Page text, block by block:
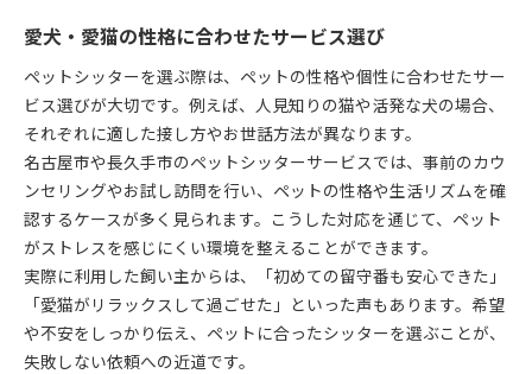
愛犬・愛猫の性格に合わせたサービス選び
ペットシッターを選ぶ際は、ペットの性格や個性に合わせたサー
ビス選びが大切です。例えば、人見知りの猫や活発な犬の場合、
それぞれに適した接し方やお世話方法が異なります。
名古屋市や長久手市のペットシッターサービスでは、事前のカウ
ンセリングやお試し訪問を行い、ペットの性格や生活リズムを確
認するケースが多く見られます。こうした対応を通じて、ペット
がストレスを感じにくい環境を整えることができます。
実際に利用した飼い主からは、「初めての留守番も安心できた」
「愛猫がリラックスして過ごせた」といった声もあります。希望
や不安をしっかり伝え、ペットに合ったシッターを選ぶことが、
失敗しない依頼への近道です。